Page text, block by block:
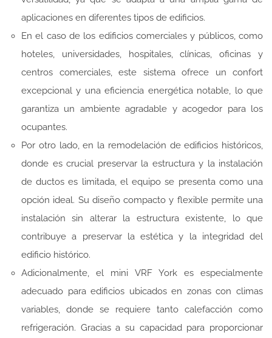
aplicaciones en diferentes tipos de edificios.
En el caso de los edificios comerciales y públicos, como
hoteles, universidades, hospitales, clínicas, oficinas y
centros comerciales, este sistema ofrece un confort
excepcional y una eficiencia energética notable, lo que
garantiza un ambiente agradable y acogedor para los
ocupantes.
Por otro lado, en la remodelación de edificios históricos,
donde es crucial preservar la estructura y la instalación
de ductos es limitada, el equipo se presenta como una
opción ideal. Su diseño compacto y flexible permite una
instalación sin alterar la estructura existente, lo que
contribuye a preservar la estética y la integridad del
edificio histórico.
Adicionalmente, el mini VRF York es especialmente
adecuado para edificios ubicados en zonas con climas
variables, donde se requiere tanto calefacción como
refrigeración. Gracias a su capacidad para proporcionar